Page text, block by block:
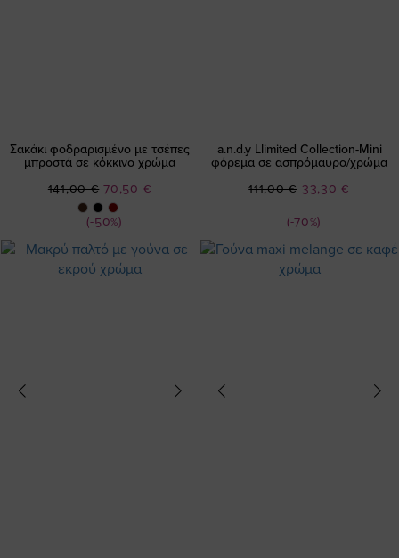
Σακάκι φοδραρισμένο με τσέπες
μπροστά σε κόκκινο χρώμα
(-50%)
Ειδική
Τιμή
70,50 €
141,00 €
a.n.d.y Llimited Collection-Mini
φόρεμα σε ασπρόμαυρο/χρώμα
(-70%)
Ειδική
33,30 €
111,00 €